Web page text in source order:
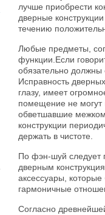
лучше приобрести
дверные
течению
Любые предметы,
функции.Если
обязательно должны
Исправность
глазу, имеет
помещение не могут
обветшавшие
конструкции
держать в чистоте.
По фэн-шуй следует
дверным
аксессуары,
гармоничные
Согласно